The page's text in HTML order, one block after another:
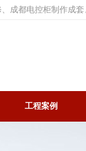
成都电控柜制作成
工程案例